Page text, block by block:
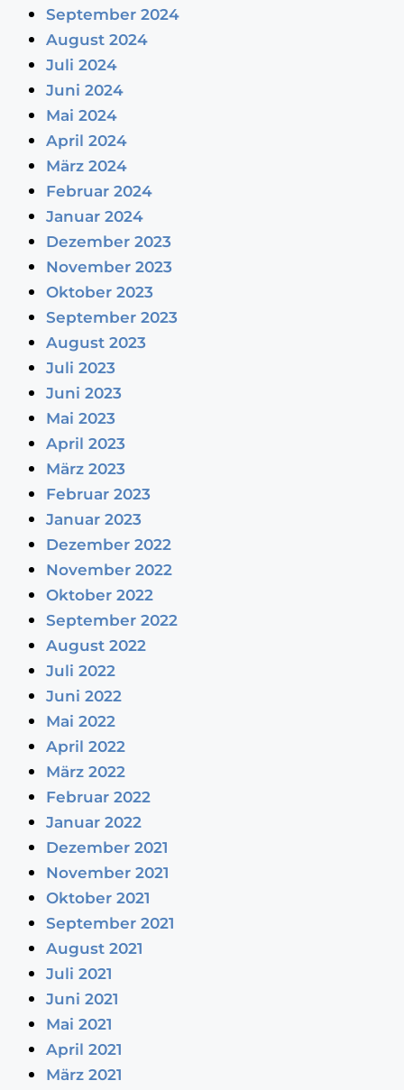
September 2024
August 2024
Juli 2024
Juni 2024
Mai 2024
April 2024
März 2024
Februar 2024
Januar 2024
Dezember 2023
November 2023
Oktober 2023
September 2023
August 2023
Juli 2023
Juni 2023
Mai 2023
April 2023
März 2023
Februar 2023
Januar 2023
Dezember 2022
November 2022
Oktober 2022
September 2022
August 2022
Juli 2022
Juni 2022
Mai 2022
April 2022
März 2022
Februar 2022
Januar 2022
Dezember 2021
November 2021
Oktober 2021
September 2021
August 2021
Juli 2021
Juni 2021
Mai 2021
April 2021
März 2021